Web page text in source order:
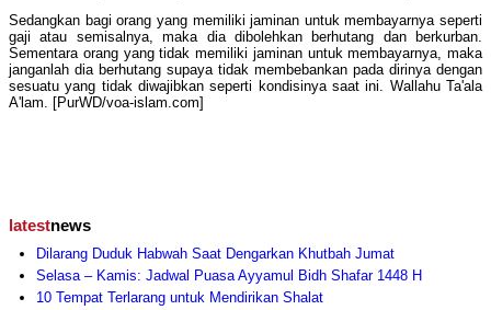
Sedangkan bagi orang yang memiliki jaminan untuk membayarnya seperti
gaji atau semisalnya, maka dia dibolehkan berhutang dan berkurban.
Sementara orang yang tidak memiliki jaminan untuk membayarnya, maka
janganlah dia berhutang supaya tidak membebankan pada dirinya dengan
sesuatu yang tidak diwajibkan seperti kondisinya saat ini. Wallahu Ta'ala
A'lam. [PurWD/voa-islam.com]
latestnews
Dilarang Duduk Habwah Saat Dengarkan Khutbah Jumat
Selasa – Kamis: Jadwal Puasa Ayyamul Bidh Shafar 1448 H
10 Tempat Terlarang untuk Mendirikan Shalat